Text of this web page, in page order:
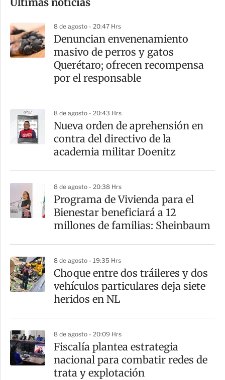
m
a
r
t
8 de agosto - 20:47 Hrs
Denuncian envenenamiento
masivo de perros y gatos
Querétaro; ofrecen recompensa
por el responsable
8 de agosto - 20:43 Hrs
Nueva orden de aprehensión en
contra del directivo de la
academia militar Doenitz
8 de agosto - 20:38 Hrs
Programa de Vivienda para el
Bienestar beneficiará a 12
millones de familias: Sheinbaum
8 de agosto - 19:35 Hrs
Choque entre dos tráileres y dos
vehículos particulares deja siete
heridos en NL
8 de agosto - 20:09 Hrs
Fiscalía plantea estrategia
nacional para combatir redes de
trata y explotación